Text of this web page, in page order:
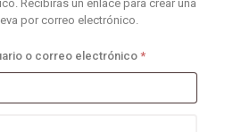
Recibirás un enlace para crear una
por correo electrónico.
o correo electrónico*Obligatorio